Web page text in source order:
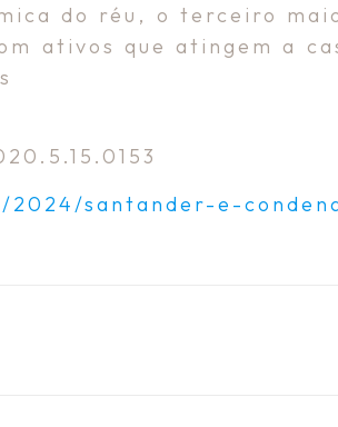
do réu, o terceiro
ativos que atingem a
santander-e-